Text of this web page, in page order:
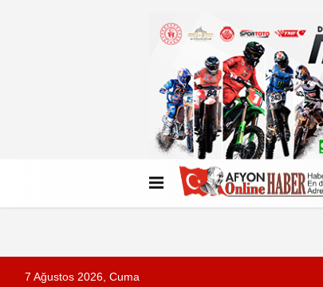
Künye İletişim Çerez
7 Ağustos 2026, Cuma